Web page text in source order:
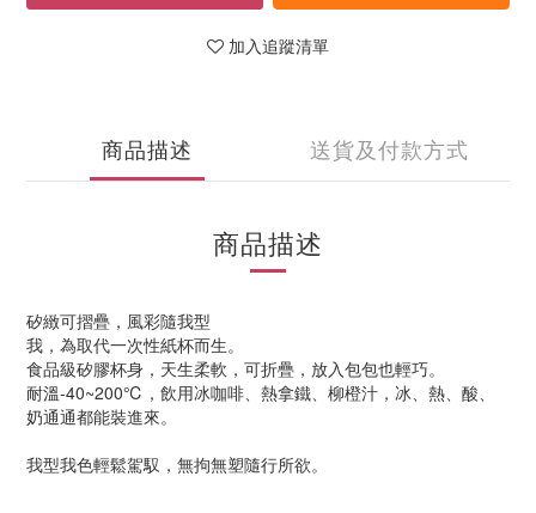
加入追蹤清單
商品描述 送貨及付款方式
商品描述
矽緻可摺疊，風彩隨我型
我，為取代一次性紙杯而生。
食品級矽膠杯身，天生柔軟，可折疊，放入包包也輕巧。
耐溫-40~200℃，飲用冰咖啡、熱拿鐵、柳橙汁，冰、熱、酸、
奶通通都能裝進來。
我型我色輕鬆駕馭，無拘無塑隨行所欲。